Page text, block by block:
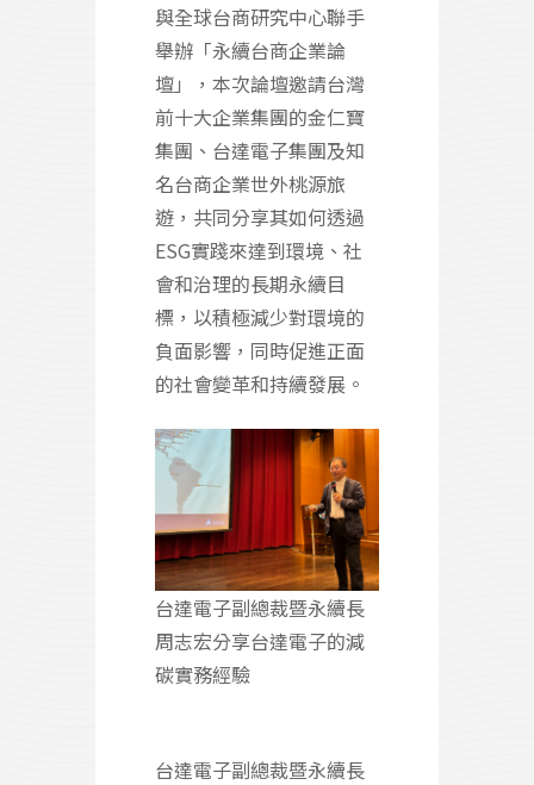
與全球台商研究中心聯手
舉辦「永續台商企業論
壇」，本次論壇邀請台灣
前十大企業集團的金仁寶
集團、台達電子集團及知
名台商企業世外桃源旅
遊，共同分享其如何透過
ESG實踐來達到環境、社
會和治理的長期永續目
標，以積極減少對環境的
負面影響，同時促進正面
的社會變革和持續發展。
台達電子副總裁暨永續長
周志宏分享台達電子的減
碳實務經驗
台達電子副總裁暨永續長